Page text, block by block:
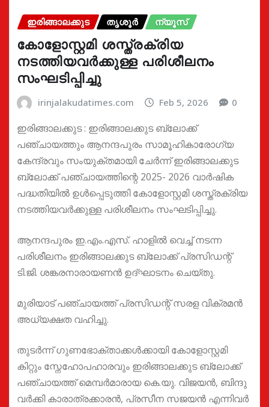
ഇരിങ്ങാലക്കുട തൃശൂർ ന്യൂസ്
കോളോസ്റ്റമി ശസ്ത്രക്രിയ
നടത്തിയവർക്കുള്ള പരിശീലനം
സംഘടിപ്പിച്ചു
irinjalakudatimes.com Feb 5, 2026 0
ഇരിങ്ങാലക്കുട : ഇരിങ്ങാലക്കുട ബ്ലോക്ക്‌
പഞ്ചായത്തും ആനന്ദപുരം സാമൂഹികാരോഗ്യ
കേന്ദ്രവും സംയുക്തമായി ചേർന്ന് ഇരിങ്ങാലക്കുട
ബ്ലോക്ക്‌ പഞ്ചായത്തിന്റെ 2025- 2026 വാർഷിക
പദ്ധതിയിൽ ഉൾപ്പെടുത്തി കോളോസ്റ്റമി ശസ്ത്രക്രിയ
നടത്തിയവർക്കുള്ള പരിശീലനം സംഘടിപ്പിച്ചു.
ആനന്ദപുരം ഇ.എം.എസ്. ഹാളിൽ വെച്ച് നടന്ന
പരിശീലനം ഇരിങ്ങാലക്കുട ബ്ലോക്ക് പ്രസിഡന്റ്‌
ടി.ജി. ശങ്കരനാരായണൻ ഉദ്ഘാടനം ചെയ്തു.
മുരിയാട് പഞ്ചായത്ത് പ്രസിഡന്റ്‌ സരള വിക്രമൻ
അധ്യക്ഷത വഹിച്ചു.
തുടർന്ന് ഗുണഭോക്താക്കൾക്കായി കോളോസ്റ്റമി
കിറ്റും സ്നേഹോപഹാരവും ഇരിങ്ങാലക്കുട ബ്ലോക്ക്‌
പഞ്ചായത്ത്‌ മെമ്പർമാരായ കെ.യു. വിജയൻ, ബിന്ദു
വർക്കി കാരാത്രക്കാരൻ, പ്രസീന സജയൻ എന്നിവർ